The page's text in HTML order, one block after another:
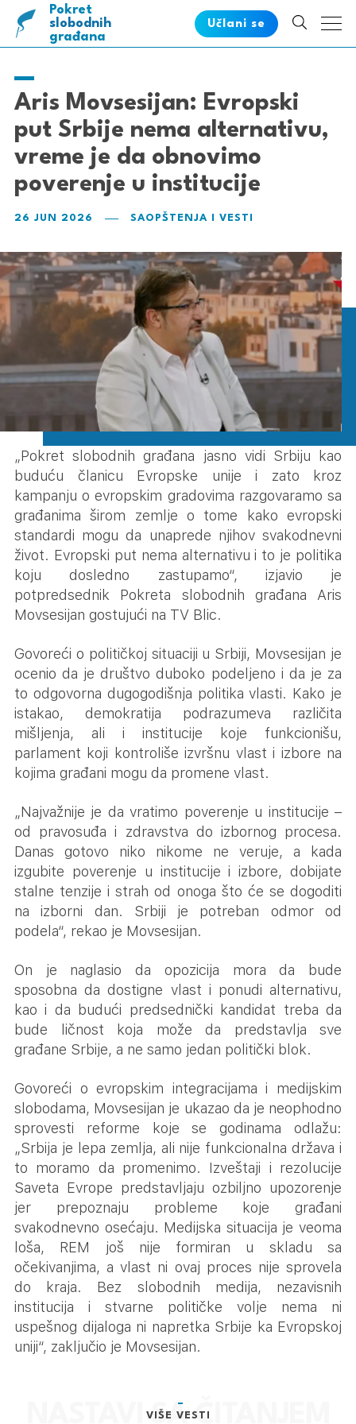
Pokret
pametnih
slobodnih
građana
Učlani se
Aris Movsesijan: Evropski
put Srbije nema alternativu,
vreme je da obnovimo
poverenje u institucije
26 JUN 2026 SAOPŠTENJA I VESTI
„Pokret slobodnih građana jasno vidi Srbiju kao
buduću članicu Evropske unije i zato kroz
kampanju o evropskim gradovima razgovaramo sa
građanima širom zemlje o tome kako evropski
standardi mogu da unaprede njihov svakodnevni
život. Evropski put nema alternativu i to je politika
koju dosledno zastupamo“, izjavio je
potpredsednik Pokreta slobodnih građana Aris
Movsesijan gostujući na TV Blic.
Govoreći o političkoj situaciji u Srbiji, Movsesijan je
ocenio da je društvo duboko podeljeno i da je za
to odgovorna dugogodišnja politika vlasti. Kako je
istakao, demokratija podrazumeva različita
mišljenja, ali i institucije koje funkcionišu,
parlament koji kontroliše izvršnu vlast i izbore na
kojima građani mogu da promene vlast.
„Najvažnije je da vratimo poverenje u institucije –
od pravosuđa i zdravstva do izbornog procesa.
Danas gotovo niko nikome ne veruje, a kada
izgubite poverenje u institucije i izbore, dobijate
stalne tenzije i strah od onoga što će se dogoditi
na izborni dan. Srbiji je potreban odmor od
podela“, rekao je Movsesijan.
On je naglasio da opozicija mora da bude
sposobna da dostigne vlast i ponudi alternativu,
kao i da budući predsednički kandidat treba da
bude ličnost koja može da predstavlja sve
građane Srbije, a ne samo jedan politički blok.
Govoreći o evropskim integracijama i medijskim
slobodama, Movsesijan je ukazao da je neophodno
sprovesti reforme koje se godinama odlažu:
„Srbija je lepa zemlja, ali nije funkcionalna država i
to moramo da promenimo. Izveštaji i rezolucije
Saveta Evrope predstavljaju ozbiljno upozorenje
jer prepoznaju probleme koje građani
svakodnevno osećaju. Medijska situacija je veoma
loša, REM još nije formiran u skladu sa
očekivanjima, a vlast ni ovaj proces nije sprovela
do kraja. Bez slobodnih medija, nezavisnih
institucija i stvarne političke volje nema ni
uspešnog dijaloga ni napretka Srbije ka Evropskoj
uniji“, zaključio je Movsesijan.
VIŠE VESTI